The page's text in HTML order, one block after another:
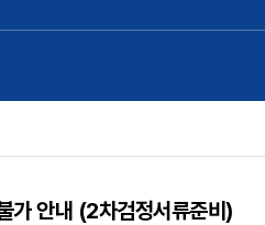
가 안내 (2차검정서류준비)